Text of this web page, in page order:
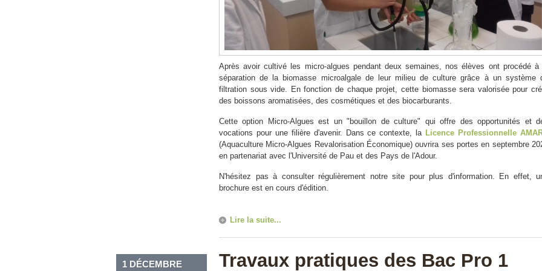
Après avoir cultivé les micro-algues pendant deux semaines, nos élèves ont procédé à
séparation de la biomasse microalgale de leur milieu de culture grâce à un système
filtration sous vide. En fonction de chaque projet, cette biomasse sera valorisée pour
des boissons aromatisées, des cosmétiques et des biocarburants.
Cette option Micro-Algues est un "bouillon de culture" qui offre des opportunités et
vocations pour une filière d'avenir. Dans ce contexte, la Licence Professionnelle
(Aquaculture Micro-Algues Revalorisation Économique) ouvrira ses portes en septembre
en partenariat avec l'Université de Pau et des Pays de l'Adour.
N'hésitez pas à consulter régulièrement notre site pour plus d'information. En effet,
brochure est en cours d'édition.
Lire la suite...
Travaux pratiques des Bac Pro 1
1 DÉCEMBRE